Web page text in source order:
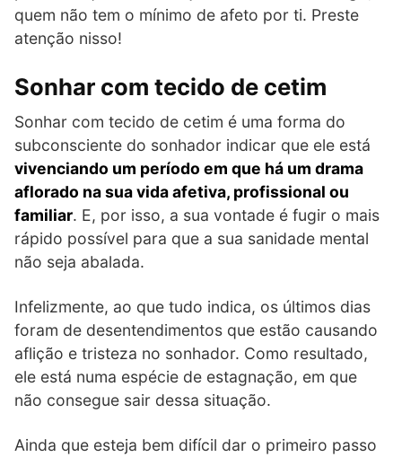
quem não tem o mínimo de afeto por ti. Preste
atenção nisso!
Sonhar com tecido de cetim
Sonhar com tecido de cetim é uma forma do
subconsciente do sonhador indicar que ele está
vivenciando um período em que há um drama
aflorado na sua vida afetiva, profissional ou
familiar. E, por isso, a sua vontade é fugir o mais
rápido possível para que a sua sanidade mental
não seja abalada.
Infelizmente, ao que tudo indica, os últimos dias
foram de desentendimentos que estão causando
aflição e tristeza no sonhador. Como resultado,
ele está numa espécie de estagnação, em que
não consegue sair dessa situação.
Ainda que esteja bem difícil dar o primeiro passo